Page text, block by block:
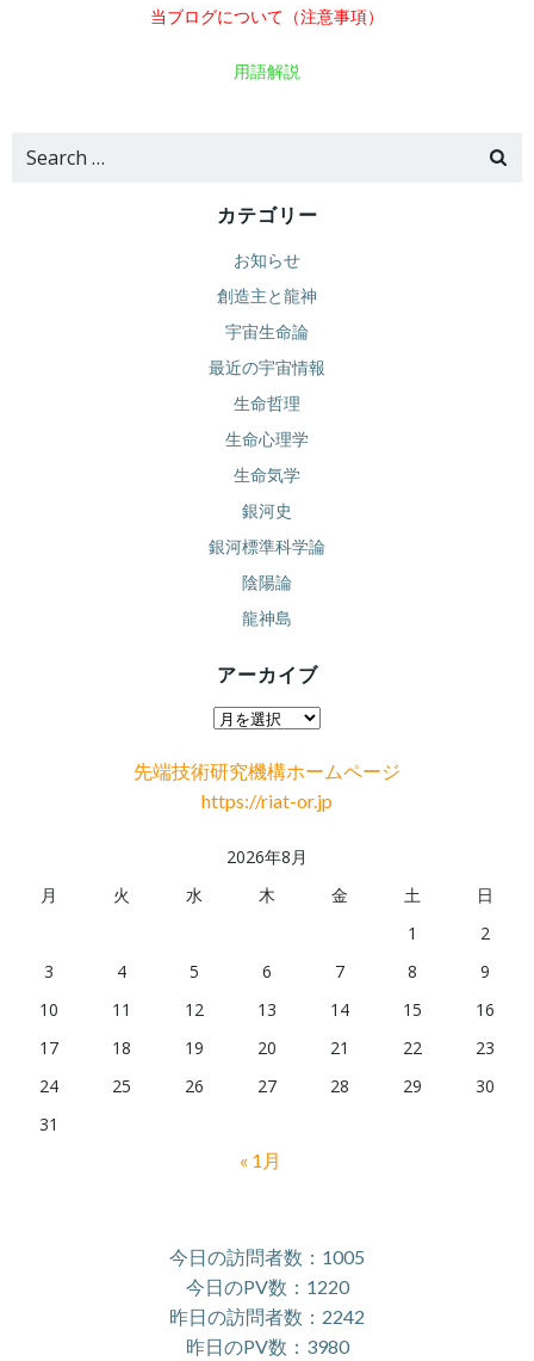
当ブログについて（注意事項）
用語解説
Search
カテゴリー
お知らせ
創造主と龍神
宇宙生命論
最近の宇宙情報
生命哲理
生命心理学
生命気学
銀河史
銀河標準科学論
陰陽論
龍神島
アーカイブ
ア
カ
イ
先端技術研究機構ホームページ
https://riat-or.jp
2026年8月
月
火 水 木 金 土
日
1
2
3
4 5 6 7 8
9
10
11 12 13 14 15
16
17
18 19 20 21 22
23
24
25 26 27 28 29
30
31
« 1月
今日の訪問者数：1005
今日のPV数：1220
昨日の訪問者数：2242
昨日のPV数：3980